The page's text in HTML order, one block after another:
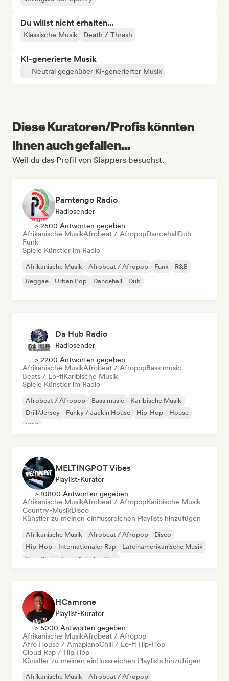
Du willst nicht erhalten...
Klassische Musik Death / Thrash
KI-generierte Musik
Neutral gegenüber KI-generierter Musik
Diese Kuratoren/Profis könnten
Ihnen auch gefallen...
Weil du das Profil von Slappers besuchst.
Pamtengo Radio
Radiosender
> 2500 Antworten gegeben
Afrikanische MusikAfrobeat / AfropopDancehallDub
Funk
Spiele Künstler im Radio
Afrikanische Musik Afrobeat / Afropop Funk
R&B
Reggae
Urban Pop Dancehall Dub
Da Hub Radio
Radiosender
> 2200 Antworten gegeben
Afrikanische MusikAfrobeat / AfropopBass music
Beats / Lo-fiKaribische Musik
Spiele Künstler im Radio
Afrobeat / Afropop Bass music
Karibische Musik
Drill/Jersey
Funky / Jackin House Hip-Hop
House
R&B
MELTINGPOT Vibes
Playlist-Kurator
> 10800 Antworten gegeben
Afrikanische MusikAfrobeat / AfropopKaribische Musik
Country-MusikDisco
Künstler zu meinen einflussreichen Playlists hinzufügen
Afrikanische Musik Afrobeat / Afropop
Disco
Hip-Hop
Internationaler Rap
Lateinamerikanische Musik
Pop-Rock
Französischer Rap
HCamrone
Playlist-Kurator
> 5000 Antworten gegeben
Afrikanische MusikAfrobeat / Afropop
Afro House / AmapianoChill / Lo-fi Hip-Hop
Cloud Rap / Hip Hop
Künstler zu meinen einflussreichen Playlists hinzufügen
Afrikanische Musik
Afrobeat / Afropop